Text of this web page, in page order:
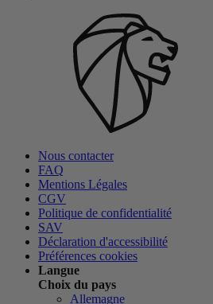
Nous contacter
FAQ
Mentions Légales
CGV
Politique de confidentialité
SAV
Déclaration d'accessibilité
Préférences cookies
Langue
Choix du pays
Allemagne